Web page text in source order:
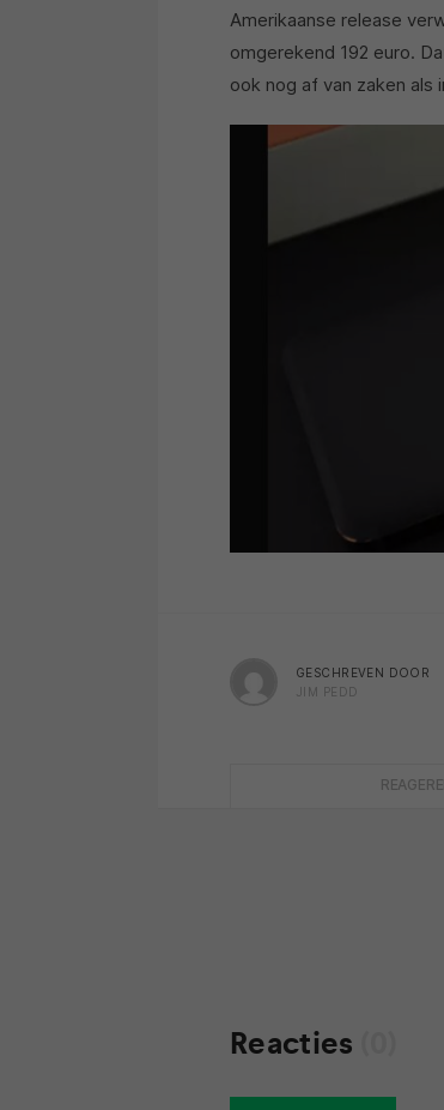
Amerikaanse release
omgerekend 192 euro.
ook nog af van zaken als
GESCHREVEN DOOR
JIM PEDD
Reacties